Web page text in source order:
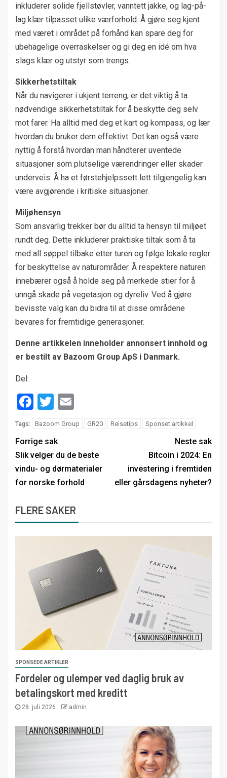
inkluderer solide fjellstøvler, vanntett jakke, og lag-på-
lag klær tilpasset ulike værforhold. Å gjøre seg kjent
med været i området på forhånd kan spare deg for
ubehagelige overraskelser og gi deg en idé om hva
slags klær og utstyr som trengs.
Sikkerhetstiltak
Når du navigerer i ukjent terreng, er det viktig å ta
nødvendige sikkerhetstiltak for å beskytte deg selv
mot farer. Ha alltid med deg et kart og kompass, og lær
hvordan du bruker dem effektivt. Det kan også være
nyttig å forstå hvordan man håndterer uventede
situasjoner som plutselige værendringer eller skader
underveis. Å ha et førstehjelpssett lett tilgjengelig kan
være avgjørende i kritiske situasjoner.
Miljøhensyn
Som ansvarlig trekker bør du alltid ta hensyn til miljøet
rundt deg. Dette inkluderer praktiske tiltak som å ta
med all søppel tilbake etter turen og følge lokale regler
for beskyttelse av naturområder. Å respektere naturen
innebærer også å holde seg på merkede stier for å
unngå skade på vegetasjon og dyreliv. Ved å gjøre
bevisste valg kan du bidra til at disse områdene
bevares for fremtidige generasjoner.
Denne artikkelen inneholder annonsert innhold og
er bestilt av Bazoom Group ApS i Danmark.
Del:
Facebook
Twitter
Tags: Bazoom Group GR20 Reisetips Sponset artikkel
Forrige sak
Slik velger du de beste
vindu- og dørmaterialer
for norske forhold
Neste sak
Bitcoin i 2024: En
investering i fremtiden
eller gårsdagens nyheter?
FLERE SAKER
SPONSEDE ARTIKLER
Fordeler og ulemper ved daglig bruk av
betalingskort med kreditt
28. juli 2026 admin